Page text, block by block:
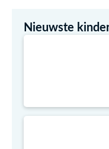
Nieuwste